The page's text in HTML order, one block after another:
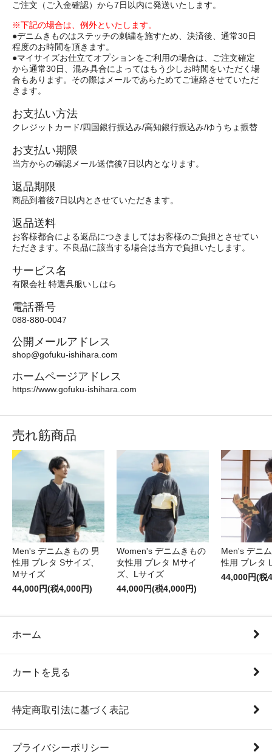
ご注文（ご入金確認）から7日以内に発送いたします。
※下記の場合は、例外といたします。
●デニムきものはステッチの刺繍を施すため、決済後、通常30日
程度のお時間を頂きます。
●マイサイズお仕立てオプションをご利用の場合は、ご注文確定
から通常30日、混み具合によってはもう少しお時間をいただく場
合もあります。その際はメールであらためてご連絡させていただ
きます。
お支払い方法
クレジットカード/四国銀行振込み/高知銀行振込み/ゆうちょ振替
お支払い期限
当方からの確認メール送信後7日以内となります。
返品期限
商品到着後7日以内とさせていただきます。
返品送料
お客様都合による返品につきましてはお客様のご負担とさせてい
ただきます。不良品に該当する場合は当方で負担いたします。
サービス名
有限会社 特選呉服いしはら
電話番号
088-880-0047
公開メールアドレス
shop@gofuku-ishihara.com
ホームページアドレス
https://www.gofuku-ishihara.com
売れ筋商品
Men's デニムきもの 男
性用 プレタ Sサイズ、
Mサイズ
44,000円(税4,000円)
Women's デニムきもの
女性用 プレタ Mサイ
ズ、Lサイズ
44,000円(税4,000円)
Men's デニ
性用 プレタ
44,000円(税
ホーム
カートを見る
特定商取引法に基づく表記
プライバシーポリシー